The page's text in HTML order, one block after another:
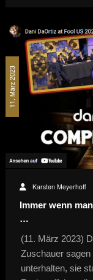
11. März 2023
Karsten Meyerhoff
Immer wenn
…
(11. März 2023)
Zuschauer
unterhalten, sie